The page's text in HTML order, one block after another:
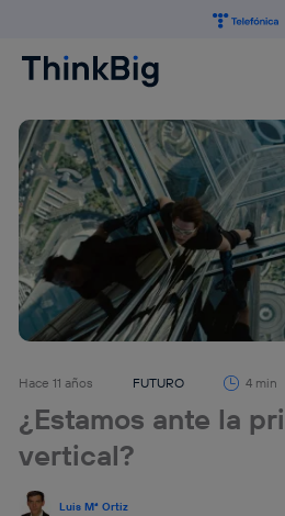
Hace 11 años FUTURO 4 min
¿Estamos ante la
vertical?
Luis Mª Ortiz